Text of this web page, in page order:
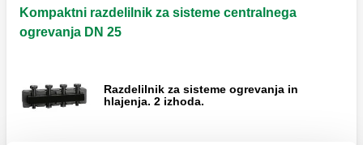
hlajenja. 4 izhodi.
Izolacija za razdelilnike za sistem
centralnega ogrevanja serije 550.
Kompaktni razdelilnik za sisteme centralnega
ogrevanja DN 25
Razdelilnik za sisteme ogrevanja in
hlajenja. 2 izhoda.